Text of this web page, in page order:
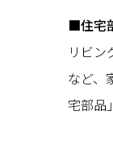
■住宅
リビ
など、
宅部品